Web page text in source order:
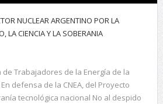
NUCLEAR ARGENTINO POR LA
LA CIENCIA Y LA SOBERANIA
de Trabajadores de la Energía de la
defensa de la CNEA, del Proyecto
tecnológica nacional No al despido